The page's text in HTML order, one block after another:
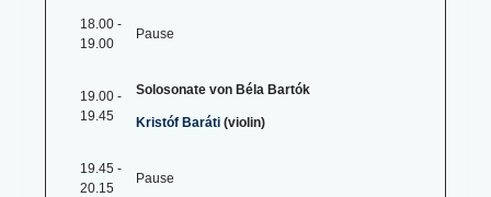
18.00 -
19.00
Pause
19.00 -
19.45
Solosonate von Béla Bartók
Kristóf Baráti (violin)
19.45 -
20.15
Pause